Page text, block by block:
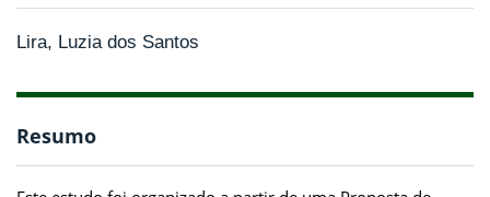
Lira, Luzia dos Santos
Resumo